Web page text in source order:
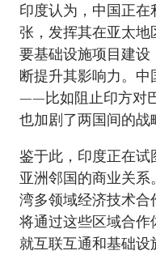
印度认为，中国正在
张，发挥其在亚太
要基础设施项目建
断提升其影响力。中
——比如阻止印方对
也加剧了两国间的战
鉴于此，印度正在
亚洲邻国的商业关系
湾多领域经济技术合
将通过这些区域合
就互联互通和基础设